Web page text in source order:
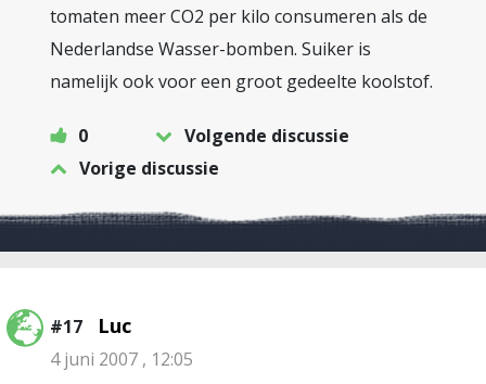
tomaten meer CO2 per kilo consumeren als de
Nederlandse Wasser-bomben. Suiker is
namelijk ook voor een groot gedeelte koolstof.
0
Volgende discussie
Vorige discussie
#17 Luc
4 juni 2007 , 12:05